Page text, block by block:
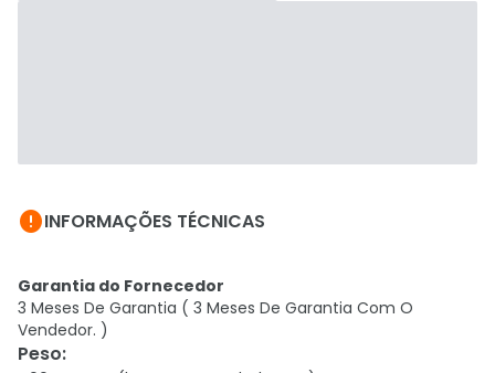
INFORMAÇÕES TÉCNICAS
Garantia do Fornecedor
3 Meses De Garantia ( 3 Meses De Garantia Com O
Vendedor. )
Peso: